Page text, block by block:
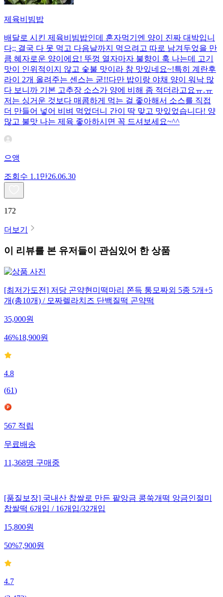
제육비빔밥
배달로 시킨 제육비빔밥인데 혼자먹기엔 양이 진짜 대박입니
다;; 결국 다 못 먹고 다음날까지 먹으려고 따로 남겨두었을 만
큼 혜자로운 양이에요! 뚜껑 열자마자 불향이 훅 나는데 고기
맛이 인위적이지 않고 숯불 맛이라 참 맛있네요~!특히 계란후
라이 2개 올려주는 센스는 굳!! ​다만 밥이랑 야채 양이 워낙 많
다 보니까 기본 고추장 소스가 양에 비해 좀 적더라고요ㅠ.ㅠ
저는 싱거운 것보다 매콤하게 먹는 걸 좋아해서 소스를 직접
더 만들어 넣어 비벼 먹었더니 간이 딱 맞고 맛있었습니다! 양
많고 불맛 나는 제육 좋아하시면 꼭 드셔보세요~^^
으앵
조회수 1.1만26.06.30
172
더보기
이 리뷰를 본 유저들이 관심있어 한 상품
[최저가도전] 저당 곤약현미떡마리 쫀득 통모짜외 5종 5개+5
개(총10개) / 모짜렐라치즈 단백질떡 곤약떡
35,000원
46%18,900원
4.8
(61)
567 적립
무료배송
11,368명 구매중
[품질보장] 국내산 찹쌀로 만든 팥앙금 콩쑥개떡 앙금인절미
찹쌀떡 6개입 / 16개입/32개입
15,800원
50%7,900원
4.7